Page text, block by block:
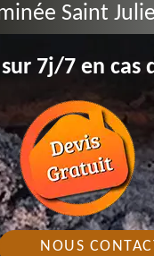
Saint
7j/7 en cas
NOUS